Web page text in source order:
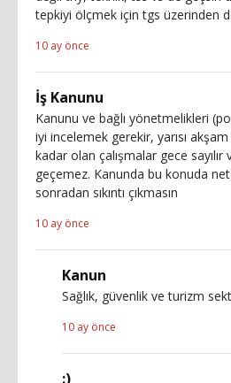
tepkiyi ölçmek için tgs üzerinden
10 ay önce
İş Kanunu
Kanunu ve bağlı yönetmelikleri
iyi incelemek gerekir, yarısı
kadar olan çalışmalar gece
geçemez. Kanunda bu konuda
sonradan sıkıntı çıkmasın
10 ay önce
Kanun
Sağlık, güvenlik ve turizm
10 ay önce
:)